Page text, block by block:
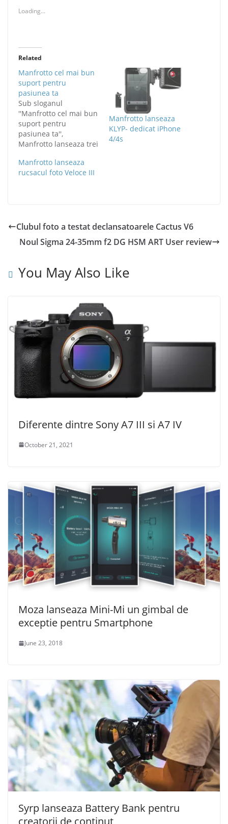
Loading...
Related
Manfrotto cel mai bun
suport pentru
pasiunea ta
Sub sloganul
''Manfrotto cel mai bun
suport pentru
pasiunea ta'',
Manfrotto lanseaza trei
foto dedicate
pasionatilor de
intreaga care utilizeaza
trepiedele foto, astfel
mereu cele…
Manfrotto lanseaza
KLYP- dedicat iPhone
4/4s
Manfrotto lanseaza
rucsacul foto Veloce III
Clubul foto a testat declansatoarele Cactus V6
Noul Sigma 24-35mm f2 DG HSM ART User review
You May Also Like
Diferente dintre Sony A7 III si A7 IV
October 21, 2021
Moza lanseaza Mini-Mi un gimbal de
exceptie pentru Smartphone
June 23, 2018
Syrp lanseaza Battery Bank pentru
creatorii de continut